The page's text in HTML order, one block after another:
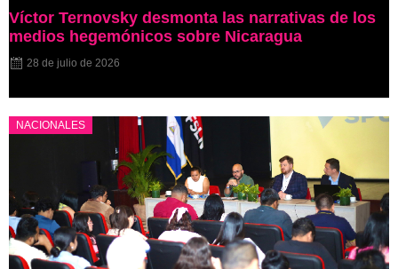
Víctor Ternovsky desmonta las narrativas de los
medios hegemónicos sobre Nicaragua
28 de julio de 2026
NACIONALES